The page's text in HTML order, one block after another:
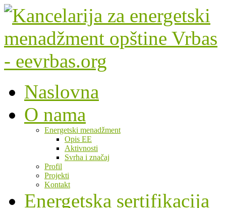
Naslovna
O nama
Energetski menadžment
Opis EE
Aktivnosti
Svrha i značaj
Profil
Projekti
Kontakt
Energetska sertifikacija